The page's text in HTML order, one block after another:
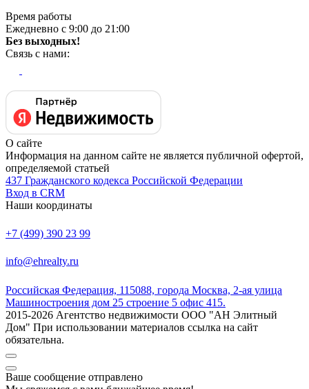
Время работы
Ежедневно с 9:00 до 21:00
Без выходных!
Связь с нами:
О сайте
Информация на данном сайте не является публичной офертой,
определяемой статьей
437 Гражданского кодекса Российской Федерации
Вход в CRM
Наши координаты
+7 (499) 390 23 99
info@ehrealty.ru
Российская Федерация, 115088, города Москва, 2-ая улица
Машиностроения дом 25 строение 5 офис 415.
2015-2026 Агентство недвижимости ООО "АН Элитный
Дом" При использовании материалов ссылка на сайт
обязательна.
Ваше сообщение отправлено